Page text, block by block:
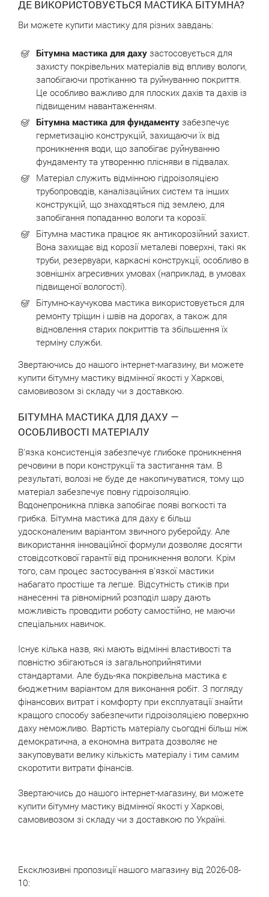
ДЕ ВИКОРИСТОВУЄТЬСЯ МАСТИКА БІТУМНА?
Ви можете купити мастику для різних завдань:
Бітумна мастика для даху застосовується для
захисту покрівельних матеріалів від впливу вологи,
запобігаючи протіканню та руйнуванню покриття.
Це особливо важливо для плоских дахів та дахів із
підвищеним навантаженням.
Бітумна мастика для фундаменту забезпечує
герметизацію конструкцій, захищаючи їх від
проникнення води, що запобігає руйнуванню
фундаменту та утворенню плісняви в підвалах.
Матеріал служить відмінною гідроізоляцією
трубопроводів, каналізаційних систем та інших
конструкцій, що знаходяться під землею, для
запобігання попаданню вологи та корозії.
Бітумна мастика працює як антикорозійний захист.
Вона захищає від корозії металеві поверхні, такі як
труби, резервуари, каркасні конструкції, особливо в
зовнішніх агресивних умовах (наприклад, в умовах
підвищеної вологості).
Бітумно-каучукова мастика використовується для
ремонту тріщин і швів на дорогах, а також для
відновлення старих покриттів та збільшення їх
терміну служби.
Звертаючись до нашого інтернет-магазину, ви можете
купити бітумну мастику відмінної якості у Харкові,
самовивозом зі складу чи з доставкою.
БІТУМНА МАСТИКА ДЛЯ ДАХУ ―
ОСОБЛИВОСТІ МАТЕРІАЛУ
В'язка консистенція забезпечує глибоке проникнення
речовини в пори конструкції та застигання там. В
результаті, волозі не буде де накопичуватися, тому що
матеріал забезпечує повну гідроізоляцію.
Водонепроникна плівка запобігає появі вогкості та
грибка. Бітумна мастика для даху є більш
удосконаленим варіантом звичного руберойду. Але
використання інноваційної формули дозволяє досягти
стовідсоткової гарантії від проникнення вологи. Крім
того, сам процес застосування в'язкої мастики
набагато простіше та легше. Відсутність стиків при
нанесенні та рівномірний розподіл шару дають
можливість проводити роботу самостійно, не маючи
спеціальних навичок.
Існує кілька назв, які мають відмінні властивості та
повністю збігаються із загальноприйнятими
стандартами. Але будь-яка покрівельна мастика є
бюджетним варіантом для виконання робіт. З погляду
фінансових витрат і комфорту при експлуатації знайти
кращого способу забезпечити гідроізоляцією поверхню
даху неможливо. Вартість матеріалу сьогодні більш ніж
демократична, а економна витрата дозволяє не
закуповувати велику кількість матеріалу і тим самим
скоротити витрати фінансів.
Звертаючись до нашого інтернет-магазину, ви можете
купити бітумну мастику відмінної якості у Харкові,
самовивозом зі складу чи з доставкою по Україні.
Ексклюзивні пропозиції нашого магазину від 2026-08-
10: